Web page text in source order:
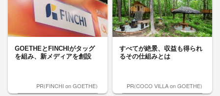
GOETHEとFINCHIがタッグ
を組み、新メディアを創設
PR(FINCHI on GOETHE)
すべてが絶景、収益も得られ
るその仕組みとは
PR(COCO VILLA on GOETHE)